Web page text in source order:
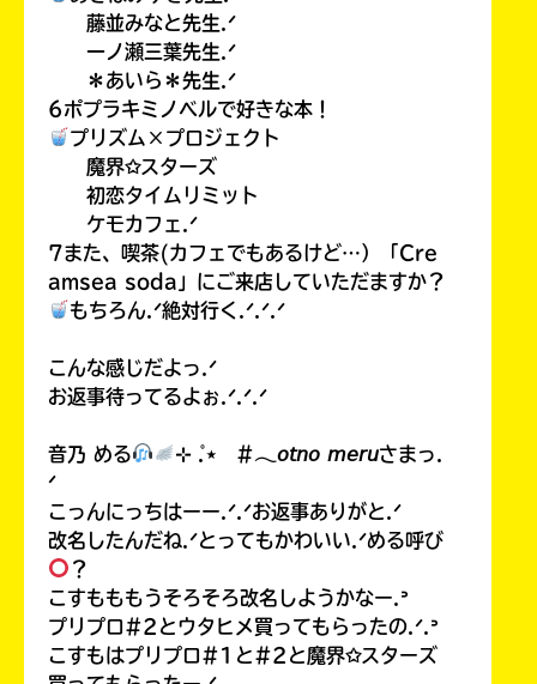
藤並みなと先生.ᐟ
一ノ瀬三葉先生.ᐟ
＊あいら＊先生.ᐟ
6ポプラキミノベルで好きな本！
プリズム×プロジェクト
魔界✩スターズ
初恋タイムリミット
ケモカフェ.ᐟ
7また、喫茶(カフェでもあるけど…）「Cre
amsea soda」にご来店していただますか？
もちろん.ᐟ絶対行く.ᐟ.ᐟ.ᐟ
こんな感じだよっ.ᐟ
お返事待ってるよぉ.ᐟ.ᐟ.ᐟ
音乃 める
⊹ ̊.⋆ #𓂃𝘰𝘵𝘯𝘰 𝘮𝘦𝘳𝘶さまっ.
ᐟ
こっんにっちはーー.ᐟ.ᐟお返事ありがと.ᐟ
改名したんだね.ᐟとってもかわいい.ᐟめる呼び
？
こすもももうそろそろ改名しようかなー.ᐣ
プリプロ#2とウタヒメ買ってもらったの.ᐟ.ᐣ
こすもはプリプロ#1と#2と魔界✩スターズ